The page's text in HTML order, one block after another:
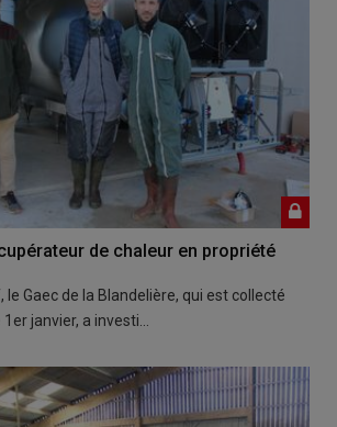
de chaleur en propriété
Gaec de la Blandelière, qui est collecté
janvier, a investi…